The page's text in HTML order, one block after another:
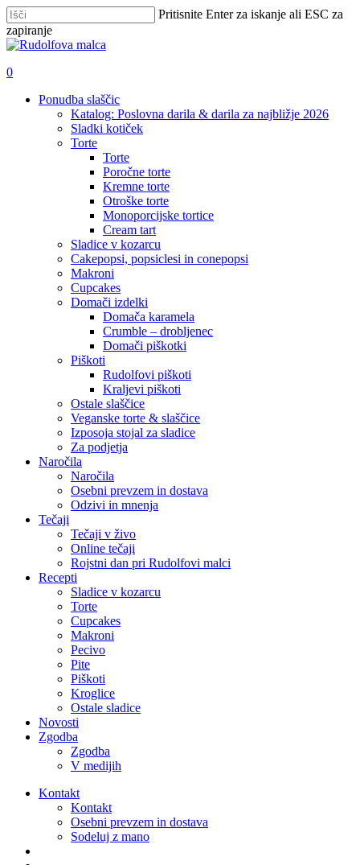
Skip
to
main
Pritisnite Enter za iskanje ali ESC za
zapiranje
Zapri
išči
account
0
Ponudba slaščic
Katalog: Poslovna darila & darila za najbližje 2026
Sladki kotiček
Torte
Torte
Poročne torte
Kremne torte
Otroške torte
Monoporcijske tortice
Cream tart
Sladice v kozarcu
Cakepopsi, popsiclesi in conepopsi
Makroni
Cupcakes
Domači izdelki
Domača karamela
Crumble – drobljenec
Domači piškotki
Piškoti
Rudolfovi piškoti
Kraljevi piškoti
Ostale slaščice
Veganske torte & slaščice
Izposoja stojal za sladice
Za podjetja
Naročila
Naročila
Osebni prevzem in dostava
Odzivi in mnenja
Tečaji
Tečaji v živo
Online tečaji
Rojstni dan pri Rudolfovi malci
Recepti
Sladice v kozarcu
Torte
Cupcakes
Makroni
Pecivo
Pite
Piškoti
Kroglice
Ostale sladice
Novosti
Zgodba
Zgodba
V medijih
Kontakt
Kontakt
Osebni prevzem in dostava
Sodeluj z mano